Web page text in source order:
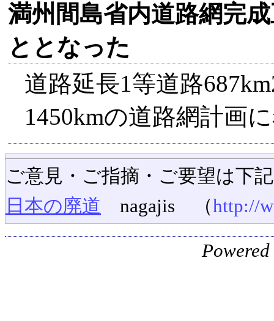
満州間島省内道路網完
ととなった
道路延長1等道路
1450kmの道路網計画
ご意見・ご指摘・ご要望は下
日本の廃道 nagajis （http://